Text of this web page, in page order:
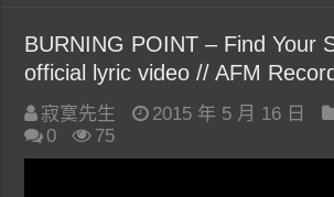
BURNING POINT – Find Your
official lyric video // AFM
寂寞先生 2015 年 5 月 16 日
0
75